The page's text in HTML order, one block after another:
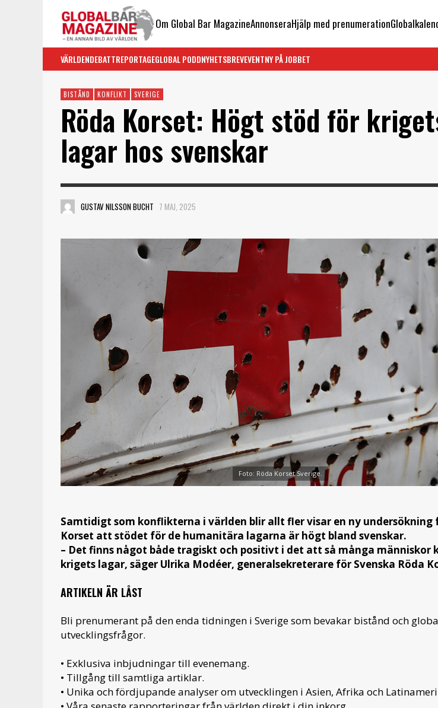
Om Global Bar MagazineAnnonseraHjälp med prenumeration
VÄRLDENDEBATTREPORTAGEGLOBAL PODDNYHETSBREVEVENTNY PÅ JOBBET
BISTÅND KONFLIKT SVERIGE
Röda Korset: Högt stöd för
lagar hos svenskar
GUSTAV NILSSON BUCHT 7 MAJ, 2025
Foto: Röda Korset Sverige.
Samtidigt som konflikterna i världen blir allt fler visar en ny undersökning
Korset att stödet för de humanitära lagarna är högt bland svenskar.
– Det finns något både tragiskt och positivt i det att så många människor
krigets lagar, säger Ulrika Modéer, generalsekreterare för Svenska Röda
ARTIKELN ÄR LÅST
Bli prenumerant på den enda tidningen i Sverige som bevakar bistånd och
utvecklingsfrågor.
• Exklusiva inbjudningar till evenemang.
• Tillgång till samtliga artiklar.
• Unika och fördjupande analyser om utvecklingen i Asien, Afrika och